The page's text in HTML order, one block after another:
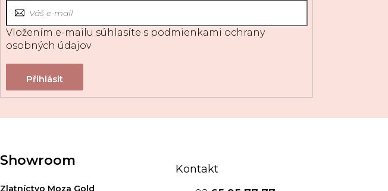
Vložením e-mailu súhlasíte s podmienkami ochrany
osobných údajov
Showroom
Zlatníctvo Moza Gold
Kontakt